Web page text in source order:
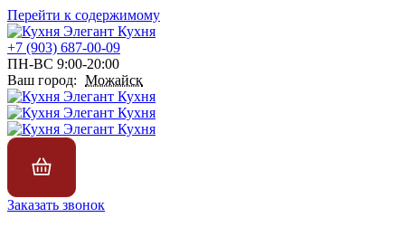
Перейти к содержимому
+7 (903) 687-00-09
ПН-ВС 9:00-20:00
Ваш город: Можайск
Заказать звонок